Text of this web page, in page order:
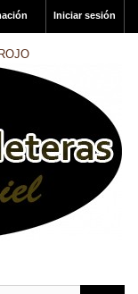
Iniciar sesión